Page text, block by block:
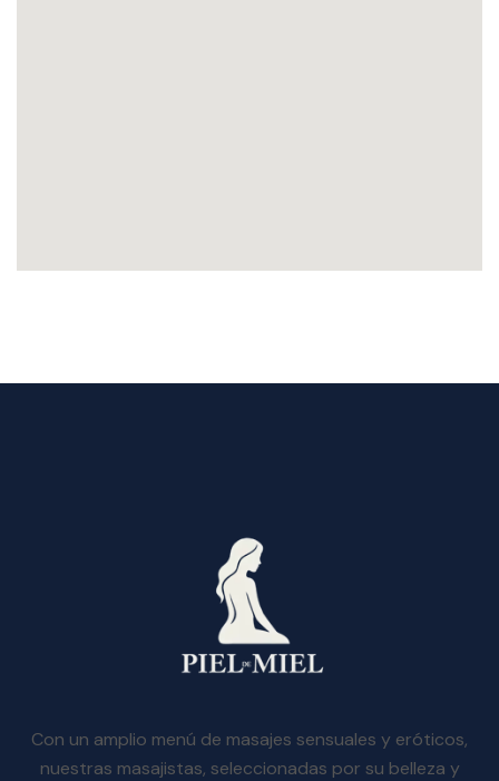
Con un amplio menú de masajes sensuales y eróticos,
nuestras masajistas, seleccionadas por su belleza y